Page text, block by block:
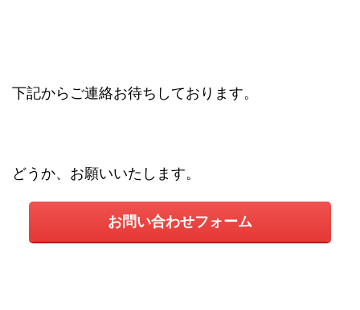
下記からご連絡お待ちしております。
どうか、お願いいたします。
お問い合わせフォーム